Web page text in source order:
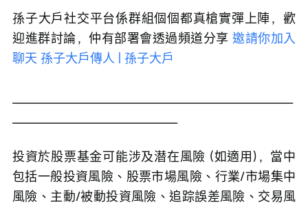
孫子大戶社交平台係群組個個都真槍實彈上陣，歡
迎進群討論，仲有部署會透過頻道分享 邀請你加入
聊天 孫子大戶傳人 | 孫子大戶
投資於股票基金可能涉及潜在風險 (如適用)，當中
包括一般投資風險、股票市場風險、行業/市場集中
風險、主動/被動投資風險、追踪誤差風險、交易風